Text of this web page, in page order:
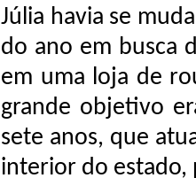
Júlia havia se
do ano em busca
em uma loja de
grande objetivo
sete anos, que
interior do estado,